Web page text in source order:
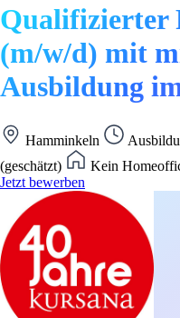
Qualifizierter
(m/w/d) mit
Ausbildung
Hamminkeln
(geschätzt)
Kein
Jetzt bewerben